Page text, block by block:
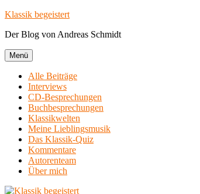
Zum
springen
Klassik begeistert
Der Blog von Andreas Schmidt
Menü
Alle Beiträge
Interviews
CD-Besprechungen
Buchbesprechungen
Klassikwelten
Meine Lieblingsmusik
Das Klassik-Quiz
Kommentare
Autorenteam
Über mich